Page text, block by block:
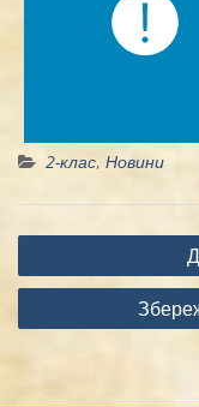
2-клас, Новини
Навігація
записів